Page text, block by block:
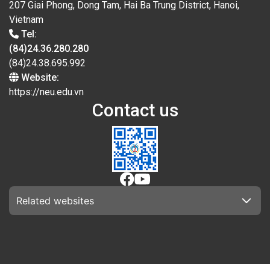
207 Giai Phong, Dong Tam, Hai Ba Trung District, Hanoi,
Vietnam
Tel:
(84)24.36.280.280
(84)24.38.695.992
Website:
https://neu.edu.vn
Contact us
Related websites